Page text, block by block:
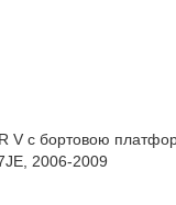
V c бортовою
2006-2009